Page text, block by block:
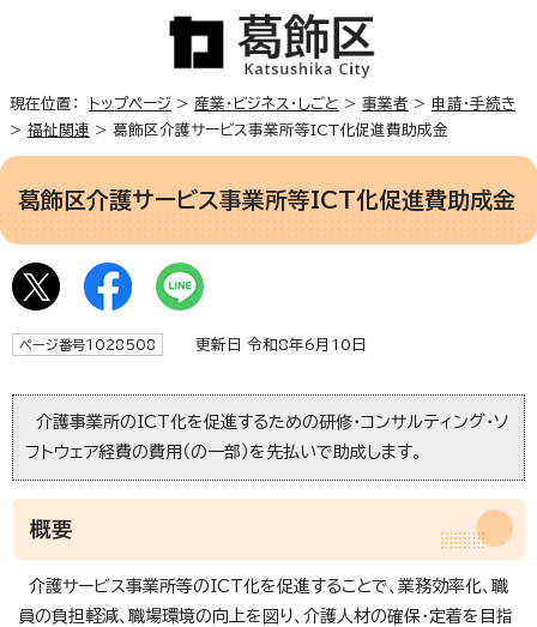
現在位置： トップページ > 産業・ビジネス・しごと > 事業者 > 申請・手続き
> 福祉関連 > 葛飾区介護サービス事業所等ICT化促進費助成金
葛飾区介護サービス事業所等ICT化促進費助成金
ページ番号1028508 更新日 令和8年6月10日
介護事業所のICT化を促進するための研修・コンサルティング・ソ
フトウェア経費の費用（の一部）を先払いで助成します。
概要
介護サービス事業所等のICT化を促進することで、業務効率化、職
員の負担軽減、職場環境の向上を図り、介護人材の確保・定着を目指